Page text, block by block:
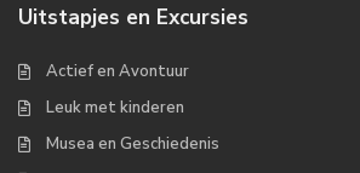
Uitstapjes en Excursies
Actief en Avontuur
Leuk met kinderen
Musea en Geschiedenis